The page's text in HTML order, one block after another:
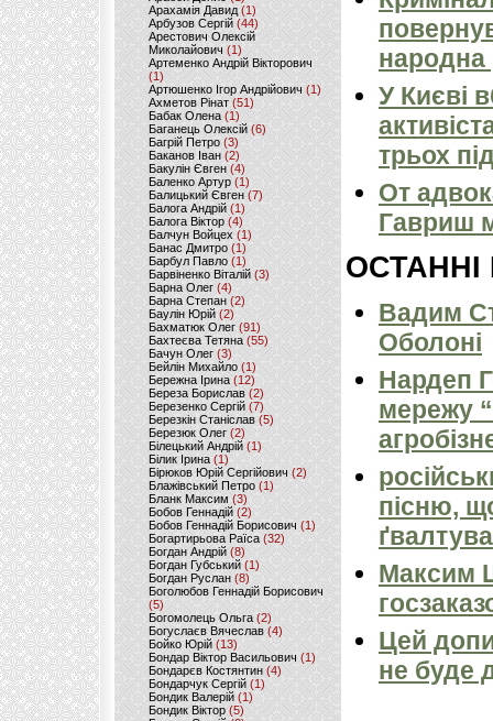
Арахамія Давид (1)
Арбузов Сергій (44)
Арестович Олексій
Миколайович(1)
Артеменко Андрій Вікторович
(1)
Артюшенко Ігор Андрійович(1)
Ахметов Рінат(51)
Бабак Олена(1)
Баганець Олексій(6)
Багрій Петро (3)
Баканов Іван(2)
Бакулін Євген (4)
Баленко Артур(1)
Балицький Євген(7)
Балога Андрій (1)
Балога Віктор (4)
Балчун Войцех (1)
Банас Дмитро (1)
Барбул Павло(1)
Барвіненко Віталій(3)
Барна Олег (4)
Барна Степан (2)
Баулін Юрій (2)
Бахматюк Олег (91)
Бахтеєва Тетяна(55)
Бачун Олег (3)
Бейлін Михайло (1)
Бережна Ірина(12)
Береза Борислав(2)
Березенко Сергій (7)
Березкін Станіслав (5)
Березюк Олег(2)
Білецький Андрій (1)
Білик Ірина (1)
Бірюков Юрій Сергійович (2)
Блажівський Петро (1)
Бланк Максим(3)
Бобов Геннадій (2)
Бобов Геннадій Борисович (1)
Богартирьова Раїса (32)
Богдан Андрій(8)
Богдан Губський (1)
Богдан Руслан(8)
Боголюбов Геннадій Борисович
(5)
Богомолець Ольга (2)
Богуслаєв Вячеслав (4)
Бойко Юрій (13)
Бондар Віктор Васильович (1)
Бондарєв Костянтин (4)
Бондарчук Сергій(1)
Бондик Валерій (1)
Бондик Віктор(5)
народна
У Києві
трьох
От
Гавриш
ОСТАННІ
Вадим
Оболоні
Нардеп
мережу
пісню,
Максим
Цей
не буде